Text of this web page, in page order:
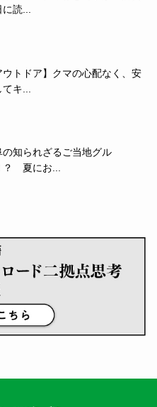
読...
ウトドア】クマの心配なく、安
キ...
の知られざるご当地グル
？ 夏にお...